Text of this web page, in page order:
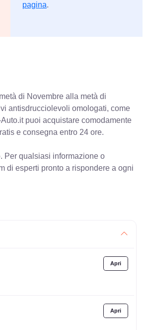
pagina.
di Novembre alla metà di
antisdrucciolevoli omologati, come
puoi acquistare comodamente
e consegna entro 24 ore.
. Per qualsiasi informazione o
di esperti pronto a rispondere a ogni